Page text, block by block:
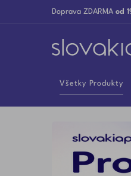
Doprava ZDARMA od
Všetky Produkty